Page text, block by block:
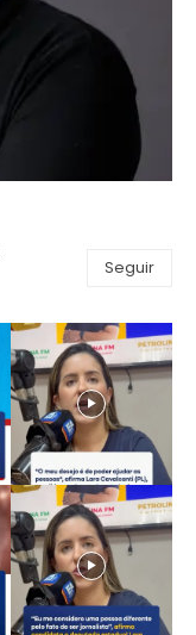
Seguir